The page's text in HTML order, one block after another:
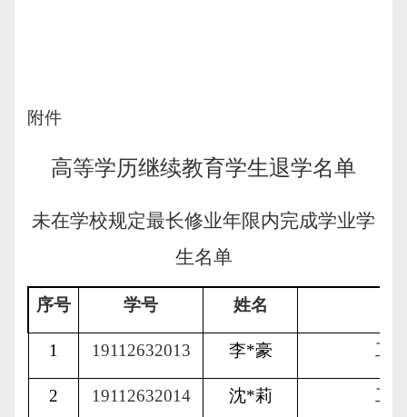
附件
高等学历继续教育学生退学名单
未在学校规定最长修业年限内完成学业学
生名单
序号 学号 姓名
1 19112632013 李*豪 工
2 19112632014 沈*莉 工